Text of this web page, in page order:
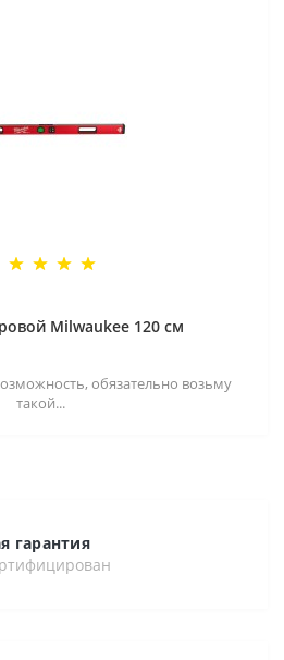
Milwaukee 120 см
обязательно возьму
такой...
гарантия